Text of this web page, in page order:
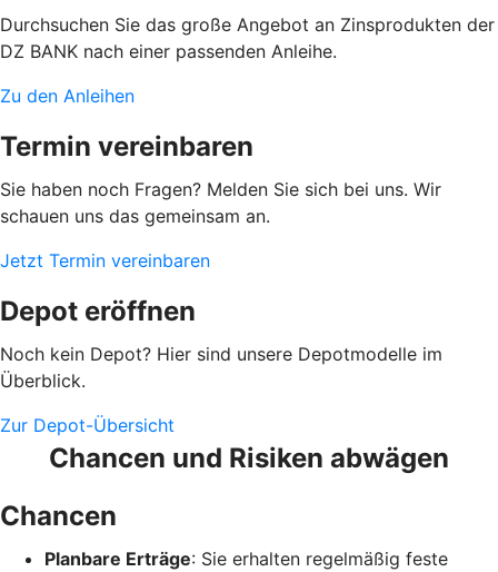
Durchsuchen Sie das große Angebot an Zinsprodukten der
DZ BANK nach einer passenden Anleihe.
Zu den Anleihen
Termin vereinbaren
Sie haben noch Fragen? Melden Sie sich bei uns. Wir
schauen uns das gemeinsam an.
Jetzt Termin vereinbaren
Depot eröffnen
Noch kein Depot? Hier sind unsere Depotmodelle im
Überblick.
Zur Depot-Übersicht
Chancen und Risiken abwägen
Chancen
Planbare Erträge: Sie erhalten regelmäßig feste